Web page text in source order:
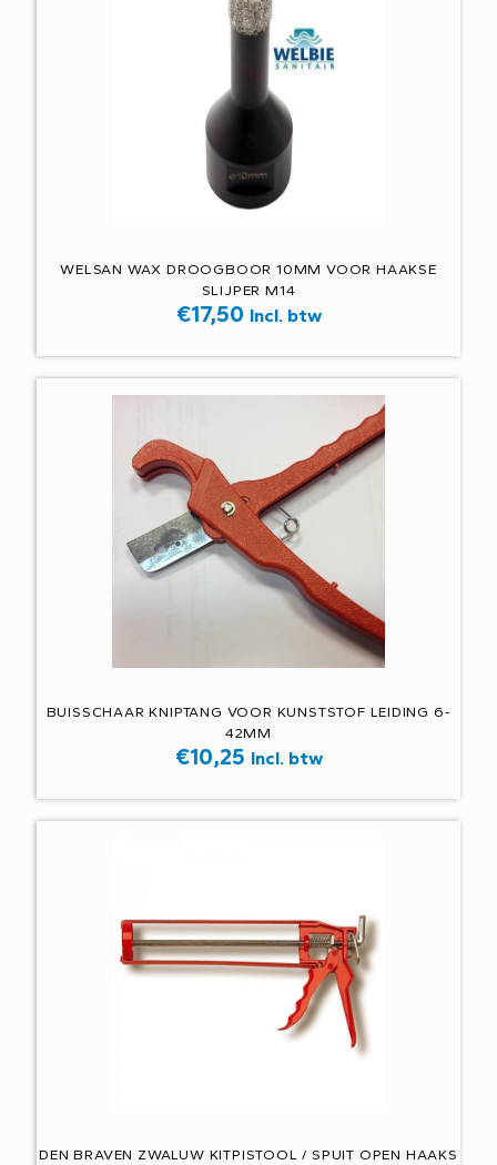
WELSAN WAX DROOGBOOR 10MM VOOR HAAKSE
SLIJPER M14
€17,50 Incl. btw
BUISSCHAAR KNIPTANG VOOR KUNSTSTOF LEIDING 6-
42MM
€10,25 Incl. btw
DEN BRAVEN ZWALUW KITPISTOOL / SPUIT OPEN HAAKS